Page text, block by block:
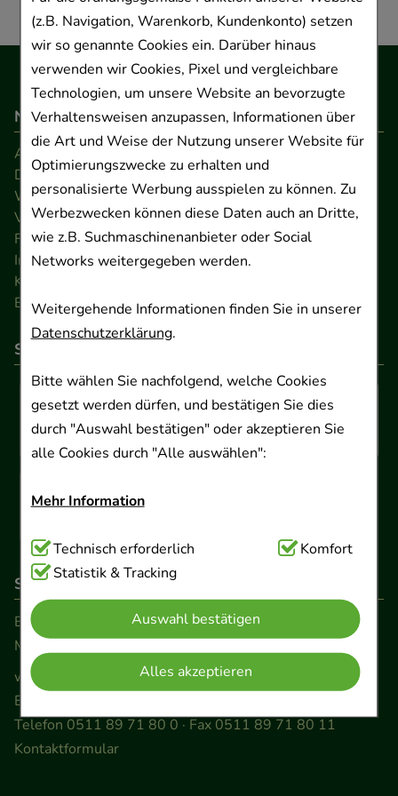
(z.B. Navigation, Warenkorb, Kundenkonto) setzen
wir so genannte Cookies ein. Darüber hinaus
verwenden wir Cookies, Pixel und vergleichbare
Technologien, um unsere Website an bevorzugte
Verhaltensweisen anzupassen, Informationen über
die Art und Weise der Nutzung unserer Website für
Optimierungszwecke zu erhalten und
personalisierte Werbung ausspielen zu können. Zu
Werbezwecken können diese Daten auch an Dritte,
wie z.B. Suchmaschinenanbieter oder Social
Networks weitergegeben werden.
Weitergehende Informationen finden Sie in unserer
Datenschutzerklärung.
Bitte wählen Sie nachfolgend, welche Cookies
gesetzt werden dürfen, und bestätigen Sie dies
durch "Auswahl bestätigen" oder akzeptieren Sie
alle Cookies durch "Alle auswählen":
Mehr Information
Technisch Notwendig:Hierbei handelt es sich um
Cookies, die für die Grundfunktionen unserer
Website notwendig sind (z.B. Navigation,
Warenkorb, Kundenkonto), weshalb auf diese nicht
verzichtet werden kann.
Komfort:Diese Cookies werden genutzt um das
Einkaufserlebnis noch ansprechender zu gestalten,
beispielsweise für die Wiedererkennung des
Technisch erforderlich
Komfort
Statistik & Tracking
Auswahl bestätigen
Alles akzeptieren
Navigation
AGB
Datenschutz
Widerrufsrecht
Versandkosten
FAQ
Impressum
Kontakt
Barrierefreiheitserklärung
So können Sie bezahlen
So erreichen Sie uns
Beratung und Kundenservice:
Montag - Freitag von 9.00 bis 17.00 Uhr
www.ApoSalis.de
· E-Mail:info@ApoSalis.de
Ernst-August-Platz 2 · 30159 Hannover
Telefon 0511 89 71 80 0 · Fax 0511 89 71 80 11
Kontaktformular